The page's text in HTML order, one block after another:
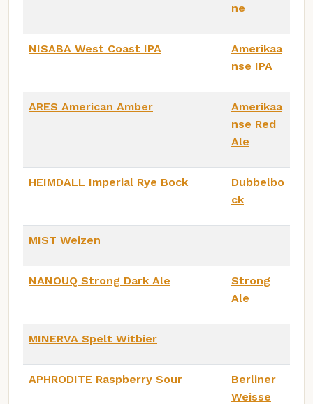
ne
NISABA West Coast IPA
Amerikaa
nse IPA
ARES American Amber
Amerikaa
nse Red
Ale
HEIMDALL Imperial Rye Bock
Dubbelbo
ck
MIST Weizen
NANOUQ Strong Dark Ale
Strong
Ale
MINERVA Spelt Witbier
APHRODITE Raspberry Sour
Berliner
Weisse